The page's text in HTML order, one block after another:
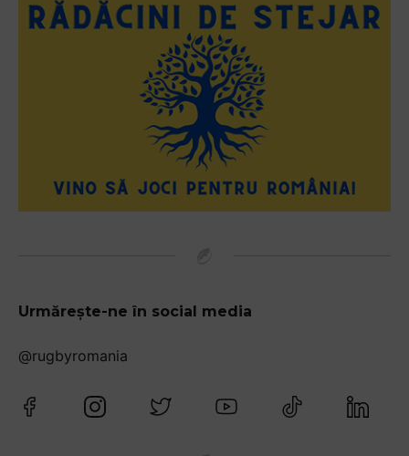
Urmărește-ne în social media
@rugbyromania